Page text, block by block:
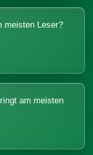
meisten Leser?
am meisten